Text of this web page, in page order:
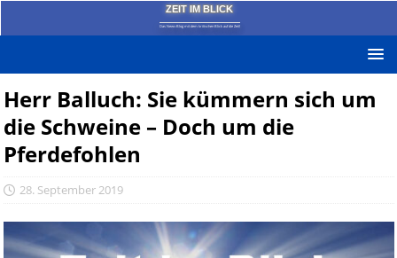
ZEIT IM BLICK
Das News-Blog mit dem kritischen Blick auf die Zeit!
Herr Balluch: Sie kümmern sich um
die Schweine – Doch um die
Pferdefohlen
28. September 2019